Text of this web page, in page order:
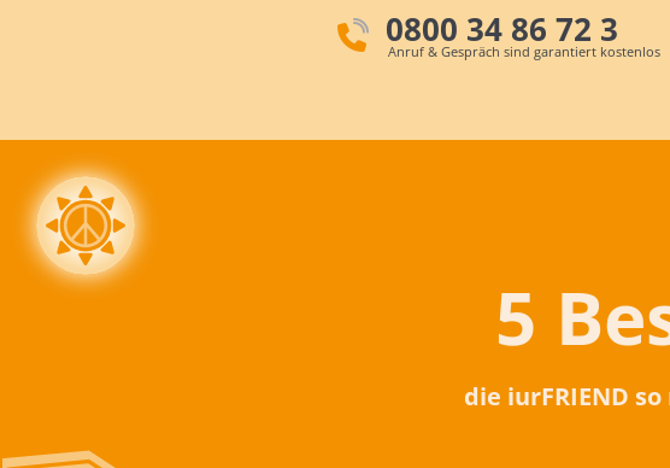
0800 34 86 72 3
Anruf & Gespräch sind garantiert kostenlos
5
die iurFRIEND